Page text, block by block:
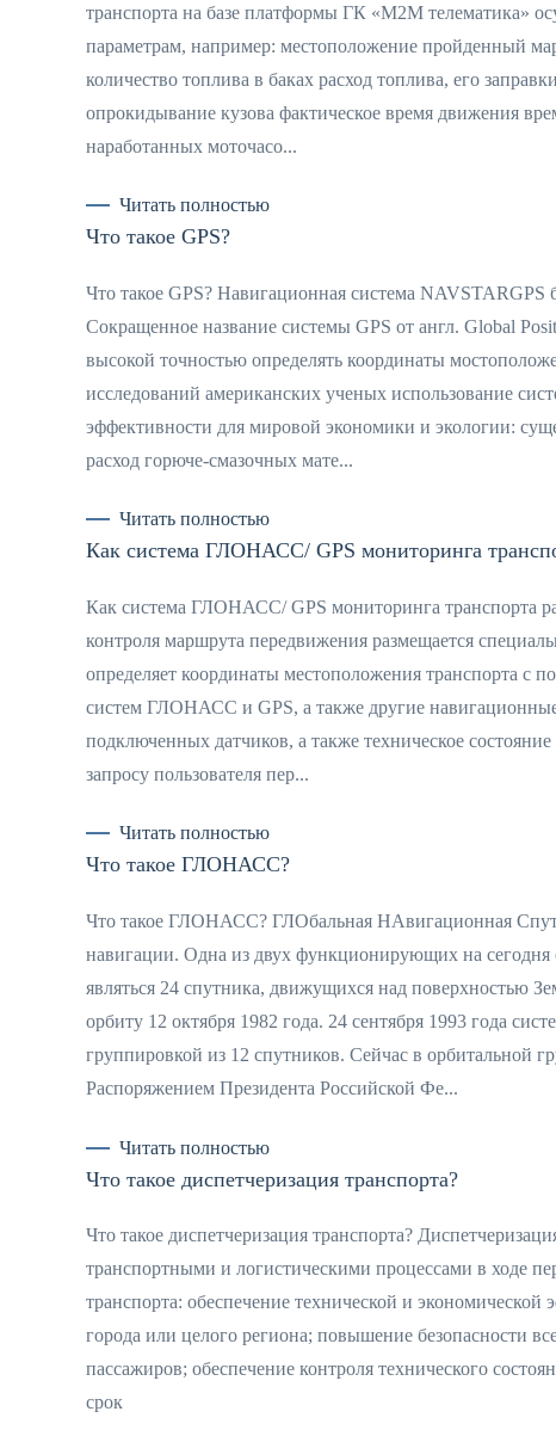
транспорта на базе платформы ГК «М2М телематика»
параметрам, например: местоположение пройденный
количество топлива в баках расход топлива, его
опрокидывание кузова фактическое время движения
наработанных моточасо...
Читать полностью
Что такое GPS?
Что такое GPS? Навигационная система
Сокращенное название системы GPS от англ. Global
высокой точностью определять координаты
исследований американских ученых использование
эффективности для мировой экономики и экологии:
расход горюче-смазочных мате...
Читать полностью
Как система ГЛОНАСС/ GPS мониторинга
Как система ГЛОНАСС/ GPS мониторинга транспорта
контроля маршрута передвижения размещается
определяет координаты местоположения транспорта
систем ГЛОНАСС и GPS, а также другие
подключенных датчиков, а также техническое
запросу пользователя пер...
Читать полностью
Что такое ГЛОНАСС?
Что такое ГЛОНАСС? ГЛОбальная НАвигационная
навигации. Одна из двух функционирующих на
являться 24 спутника, движущихся над
орбиту 12 октября 1982 года. 24 сентября 1993 года
группировкой из 12 спутников. Сейчас в орбитальной
Распоряжением Президента Российской Фе...
Читать полностью
Что такое диспетчеризация транспорта?
Что такое диспетчеризация транспорта?
транспортными и логистическими процессами в ходе
транспорта: обеспечение технической и
города или целого региона; повышение безопасности
пассажиров; обеспечение контроля технического
срок